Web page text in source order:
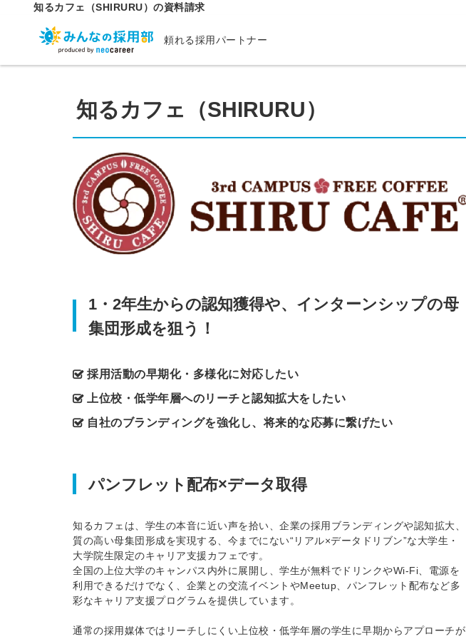
知るカフェ（SHIRURU）の資料請求
頼れる採用パートナー
知るカフェ（SHIRURU）
1・2年生からの認知獲得や、インターンシップの母
集団形成を狙う！
採用活動の早期化・多様化に対応したい
上位校・低学年層へのリーチと認知拡大をしたい
自社のブランディングを強化し、将来的な応募に繋げたい
パンフレット配布×データ取得
知るカフェは、学生の本音に近い声を拾い、企業の採用ブランディングや認知拡大、
質の高い母集団形成を実現する、今までにない“リアル×データドリブン”な大学生・
大学院生限定のキャリア支援カフェです。
全国の上位大学のキャンパス内外に展開し、学生が無料でドリンクやWi-Fi、電源を
利用できるだけでなく、企業との交流イベントやMeetup、パンフレット配布など多
彩なキャリア支援プログラムを提供しています。
通常の採用媒体ではリーチしにくい上位校・低学年層の学生に早期からアプローチが